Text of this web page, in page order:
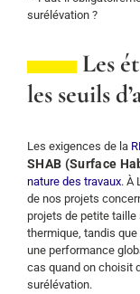
surélévation ?
Les
les seuils
Les exigences de la
SHAB (Surface
nature des travaux. À
de nos projets
projets de petite taille
thermique, tandis
une performance
cas quand on choisit
surélévation.